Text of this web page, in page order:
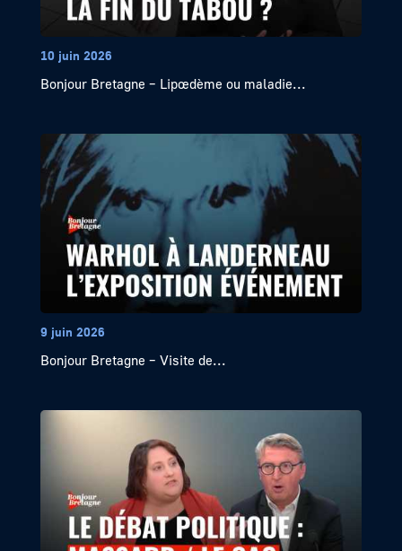
10 juin 2026
Bonjour Bretagne – Lipœdème ou maladie...
9 juin 2026
Bonjour Bretagne – Visite de...